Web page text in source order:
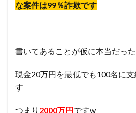
な案件は99％詐欺です
書いてあることが仮に本当だった
現金20万円を最低でも100名に
す
つまり 2000万円ですw